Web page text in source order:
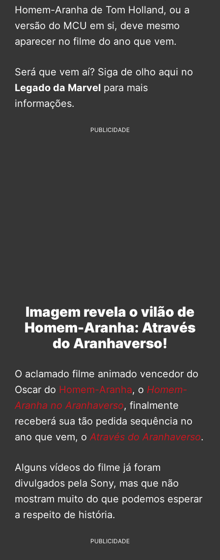
Homem-Aranha de Tom Holland, ou a
versão do MCU em si, deve mesmo
aparecer no filme do ano que vem.
Será que vem aí? Siga de olho aqui no
Legado da Marvel para mais
informações.
PUBLICIDADE
Imagem revela o vilão de
Homem-Aranha: Através
do Aranhaverso!
O aclamado filme animado vencedor do
Oscar do Homem-Aranha, o Homem-
Aranha no Aranhaverso, finalmente
receberá sua tão pedida sequência no
ano que vem, o Através do Aranhaverso.
Alguns vídeos do filme já foram
divulgados pela Sony, mas que não
mostram muito do que podemos esperar
a respeito de história.
PUBLICIDADE